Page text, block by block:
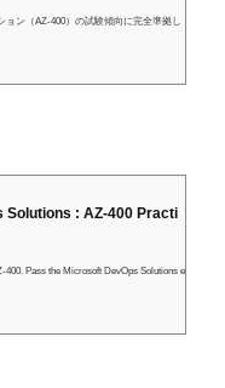
ン（AZ-400）の試験傾向に完全準拠し
Solutions : AZ-400 Practi
Pass the Microsoft DevOps Solutions e